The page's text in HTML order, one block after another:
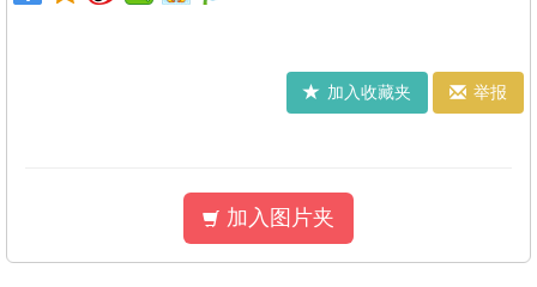
加入收藏夹 举报
加入图片夹